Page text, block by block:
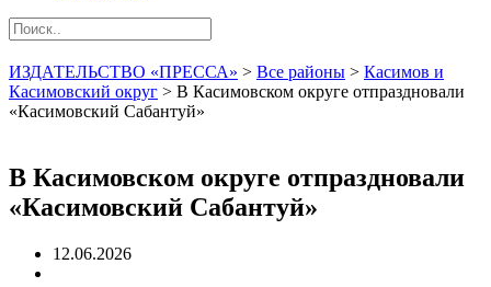
ИЗДАТЕЛЬСТВО «ПРЕССА» > Все районы > Касимов и
Касимовский округ > В Касимовском округе отпраздновали
«Касимовский Сабантуй»
В Касимовском округе отпраздновали
«Касимовский Сабантуй»
12.06.2026